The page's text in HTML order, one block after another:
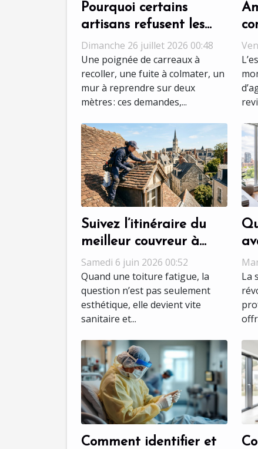
Pourquoi certains
artisans refusent les
petits travaux,
décryptage d’un choix
stratégique
Dimanche 26 juillet 2026 00:48
Une poignée de carreaux à
recoller, une fuite à colmater, un
mur à reprendre sur deux
mètres : ces demandes,...
Suivez l’itinéraire du
meilleur couvreur à
Tours pour une
rénovation sans accroc
Samedi 6 juin 2026 00:52
Quand une toiture fatigue, la
question n’est pas seulement
esthétique, elle devient vite
sanitaire et...
La
Comment identifier et